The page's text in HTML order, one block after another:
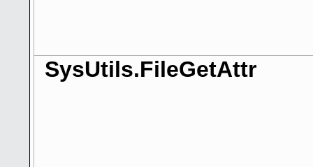
SysUtils.FileGetAttr